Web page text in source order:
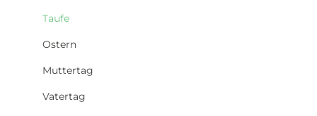
Taufe
Ostern
Muttertag
Vatertag